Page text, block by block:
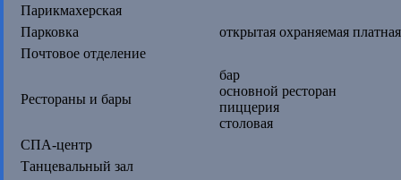
Парикмахерская
Парковка
открытая охраняемая платная
Почтовое отделение
Рестораны и бары
бар
основной ресторан
пиццерия
столовая
СПА-центр
Танцевальный зал